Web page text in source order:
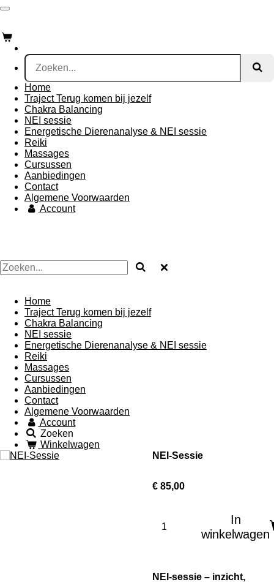
Ga
naar
de
hoofdinhoud
Home
Traject Terug komen bij jezelf
Chakra Balancing
NEI sessie
Energetische Dierenanalyse & NEI sessie
Reiki
Massages
Cursussen
Aanbiedingen
Contact
Algemene Voorwaarden
Account
Home
Traject Terug komen bij jezelf
Chakra Balancing
NEI sessie
Energetische Dierenanalyse & NEI sessie
Reiki
Massages
Cursussen
Aanbiedingen
Contact
Algemene Voorwaarden
Account
Zoeken
Winkelwagen
NEI-Sessie
€ 85,00
In
winkelwagen
NEI-sessie – inzicht,